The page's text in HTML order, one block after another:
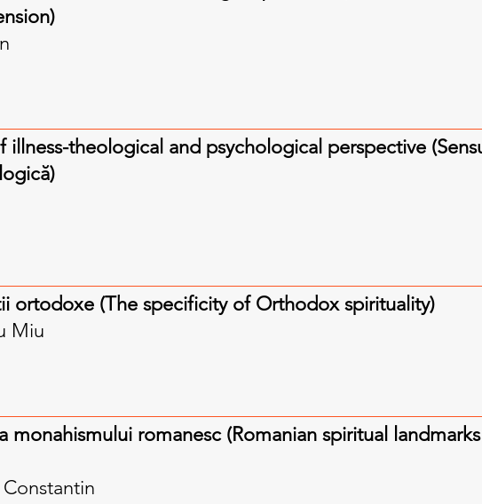
theological and psychological perspective
ortodoxe (The specificity of Orthodox spirituality)
Miu
monahismului romanesc (Romanian spiritual